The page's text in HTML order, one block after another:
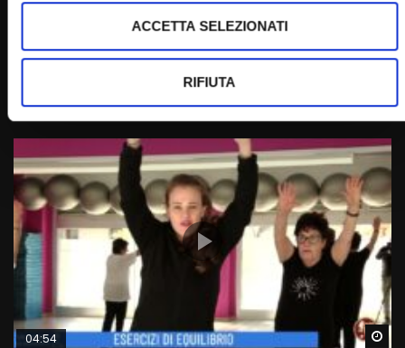
ACCETTA SELEZIONATI
RIFIUTA
Combinazione esercizi arti superiori (Un giorno,
Allenamento 16 febbraio)
0
2.1K 11 0
04:54